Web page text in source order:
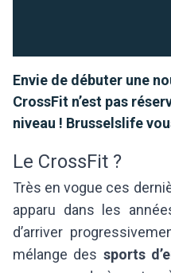
Envie de débuter une
CrossFit n’est pas
niveau ! Brusselslife
Le CrossFit ?
Très en vogue ces
apparu dans les
d’arriver
mélange des sports